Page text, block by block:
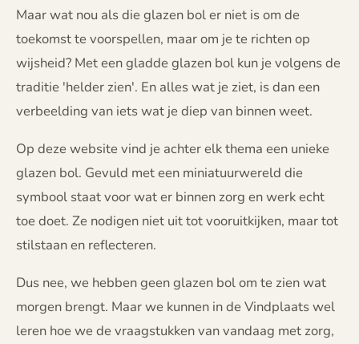
Maar wat nou als die glazen bol er niet is om de
toekomst te voorspellen, maar om je te richten op
wijsheid? Met een gladde glazen bol kun je volgens de
traditie 'helder zien'. En alles wat je ziet, is dan een
verbeelding van iets wat je diep van binnen weet.
Op deze website vind je achter elk thema een unieke
glazen bol. Gevuld met een miniatuurwereld die
symbool staat voor wat er binnen zorg en werk echt
toe doet. Ze nodigen niet uit tot vooruitkijken, maar tot
stilstaan en reflecteren.
Dus nee, we hebben geen glazen bol om te zien wat
morgen brengt. Maar we kunnen in de Vindplaats wel
leren hoe we de vraagstukken van vandaag met zorg,